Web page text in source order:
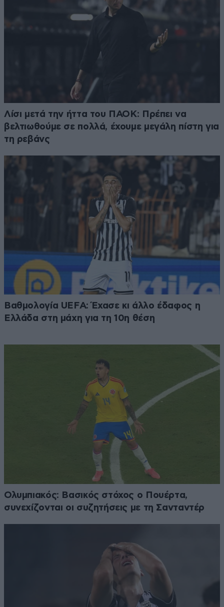
Λίσι μετά την ήττα του ΠΑΟΚ: Πρέπει να
βελτιωθούμε σε πολλά, έχουμε μεγάλη πίστη για
τη ρεβάνς
Βαθμολογία UEFA: Έχασε κι άλλο έδαφος η
Ελλάδα στη μάχη για τη 10η θέση
Ολυμπιακός: Βασικός στόχος ο Πουέρτα,
συνεχίζονται οι συζητήσεις με τη Σανταντέρ